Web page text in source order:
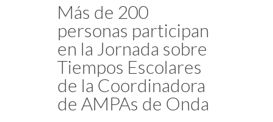
Más de 200
personas participan
en la Jornada sobre
Tiempos Escolares
de la Coordinadora
de AMPAs de Onda